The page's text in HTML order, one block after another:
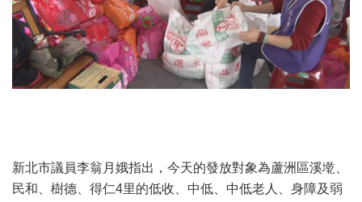
新北市議員李翁月娥指出，今天的發放對象為蘆洲區溪墘、
民和、樹德、得仁4里的低收、中低、中低老人、身障及弱